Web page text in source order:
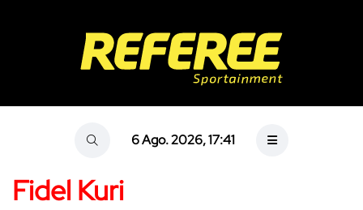
6 Ago. 2026, 17:41
Fidel Kuri